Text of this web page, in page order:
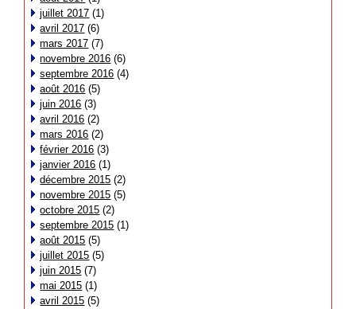
juillet 2017 (1)
avril 2017 (6)
mars 2017 (7)
novembre 2016 (6)
septembre 2016 (4)
août 2016 (5)
juin 2016 (3)
avril 2016 (2)
mars 2016 (2)
février 2016 (3)
janvier 2016 (1)
décembre 2015 (2)
novembre 2015 (5)
octobre 2015 (2)
septembre 2015 (1)
août 2015 (5)
juillet 2015 (5)
juin 2015 (7)
mai 2015 (1)
avril 2015 (5)